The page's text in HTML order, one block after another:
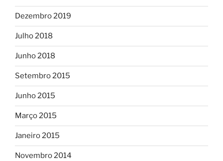
Dezembro 2019
Julho 2018
Junho 2018
Setembro 2015
Junho 2015
Março 2015
Janeiro 2015
Novembro 2014